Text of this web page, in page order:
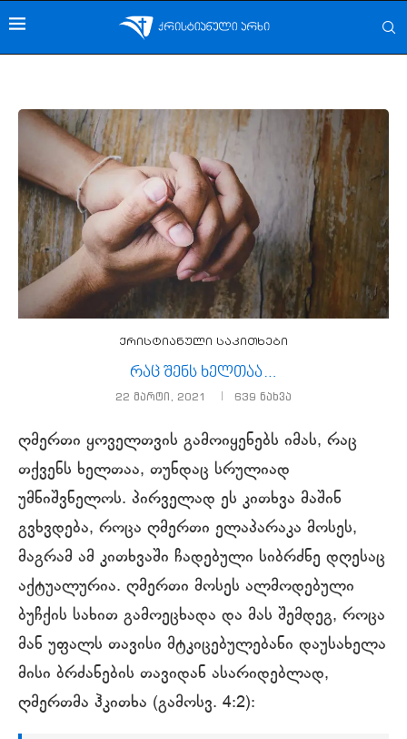
ქრისტიანული საკითხები
რაც შენს ხელთაა…
22 მარტი, 2021 639 ნახვა
ღმერთი ყოველთვის გამოიყენებს იმას, რაც
თქვენს ხელთაა, თუნდაც სრულიად
უმნიშვნელოს. პირველად ეს კითხვა მაშინ
გვხვდება, როცა ღმერთი ელაპარაკა მოსეს,
მაგრამ ამ კითხვაში ჩადებული სიბრძნე დღესაც
აქტუალურია. ღმერთი მოსეს ალმოდებული
ბუჩქის სახით გამოეცხადა და მას შემდეგ, როცა
მან უფალს თავისი მტკიცებულებანი დაუსახელა
მისი ბრძანების თავიდან ასარიდებლად,
ღმერთმა ჰკითხა (გამოსვ. 4:2):